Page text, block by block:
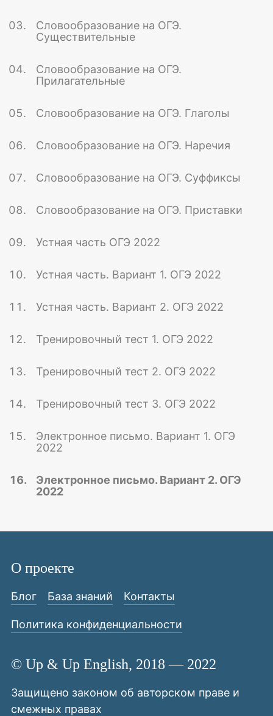
Словообразование на ОГЭ.
Существительные
Словообразование на ОГЭ.
Прилагательные
Словообразование на ОГЭ. Глаголы
Словообразование на ОГЭ. Наречия
Словообразование на ОГЭ. Суффиксы
Словообразование на ОГЭ. Приставки
Устная часть ОГЭ 2022
Устная часть. Вариант 1. ОГЭ 2022
Устная часть. Вариант 2. ОГЭ 2022
Тренировочный тест 1. ОГЭ 2022
Тренировочный тест 2. ОГЭ 2022
Тренировочный тест 3. ОГЭ 2022
Электронное письмо. Вариант 1. ОГЭ
2022
Электронное письмо. Вариант 2. ОГЭ
2022
© Up & Up English, 2018 — 2022
Защищено законом об авторском праве и
смежных правах
О проекте
Блог База знаний Контакты
Политика конфиденциальности